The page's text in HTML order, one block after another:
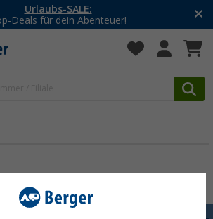
Urlaubs-SALE:
Deals für dein Abenteuer!